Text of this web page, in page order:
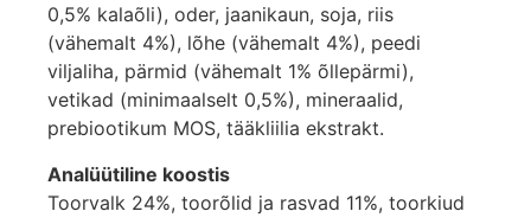
0,5% kalaõli), oder, jaanikaun, soja, riis
(vähemalt 4%), lõhe (vähemalt 4%), peedi
viljaliha, pärmid (vähemalt 1% õllepärmi),
vetikad (minimaalselt 0,5%), mineraalid,
prebiootikum MOS, tääkliilia ekstrakt.
Analüütiline koostis
Toorvalk 24%, toorõlid ja rasvad 11%, toorkiud